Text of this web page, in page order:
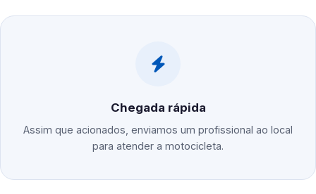
Chegada rápida
Assim que acionados, enviamos um profissional ao local
para atender a motocicleta.